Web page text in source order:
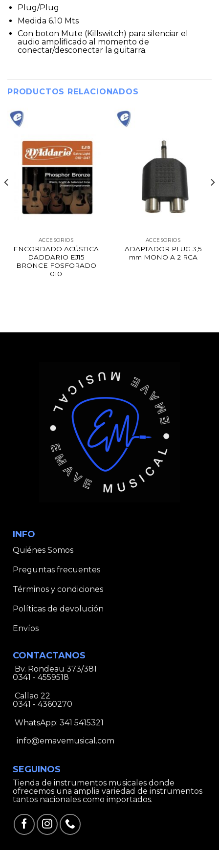
Plug/Plug
Medida 6.10 Mts
Con boton Mute (Killswitch) para silenciar el
audio amplificado al momento de
conectar/desconectar la guitarra.
PRODUCTOS RELACIONADOS
ACCESORIOS
ENCORDADO ACÚSTICA
DADDARIO EJ15
BRONCE FOSFORADO
010
ACCESORIOS
ADAPTADOR PLUG 3,5
mm MONO A 2 RCA
INFO
Quiénes Somos
Preguntas frecuentes
Términos y condiciones
Políticas de devolución
Envíos
CONTACTANOS
Bv. Rondeau 373/381
0341 - 4559518
Callao 22
0341 - 4360270
WhatsApp: 341 5415321
info@emavemusical.com
SEGUINOS
Tienda de instrumentos musicales donde
ofrecemos una amplia variedad de instrumentos
tantos nacionales como importados.